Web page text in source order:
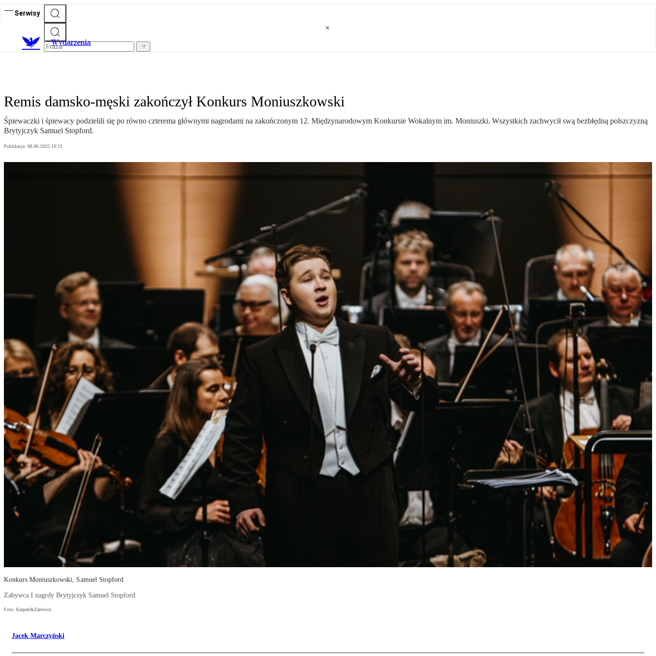
Serwisy
Wydarzenia
Remis damsko-męski zakończył Konkurs Moniuszkowski
Śpiewaczki i śpiewacy podzielili się po równo czterema głównymi nagrodami na zakończonym 12. Międzynarodowym Konkursie Wokalnym im. Moniuszki. Wszystkich zachwycił swą bezbłędną polszczyzną
Brytyjczyk Samuel Stopford.
Publikacja: 08.06.2025 19:21
Konkurs Moniuszkowski, Samuel Stopford
Zabywca I nagrdy Brytyjczyk Samuel Stopford
Foto: Karpati&Zarewicz
Jacek Marczyński